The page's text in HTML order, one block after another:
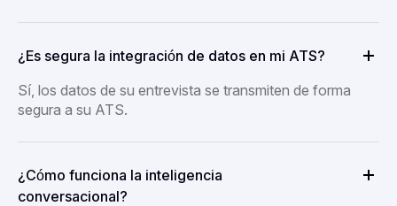
¿Es segura la integración de datos en mi ATS?
Sí, los datos de su entrevista se transmiten de forma
segura a su ATS.
¿Cómo funciona la inteligencia
conversacional?